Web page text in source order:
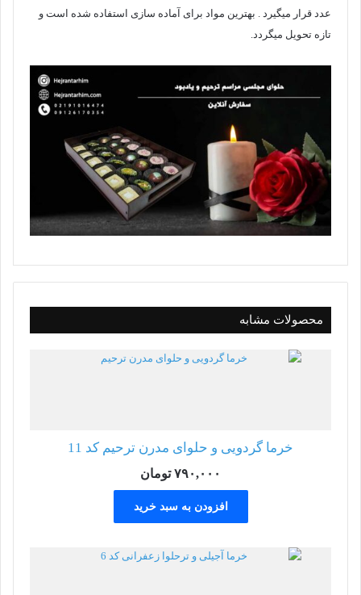
عدد قرار میگیرد . بهترین مواد برای آماده سازی استفاده شده است و
تازه تحویل میگردد.
محصولات مشابه
خرما گردویی و حلوای مدرن ترحیم کد 11
۷۹۰,۰۰۰ تومان
افزودن به سبد خرید